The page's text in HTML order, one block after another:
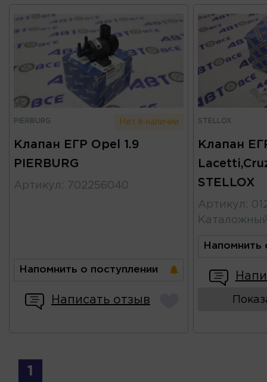
PIERBURG Нет в наличии
Клапан ЕГР Opel 1.9
PIERBURG
Артикул : 702256040
Напомнить о поступлении
Написать отзыв
STELLOX
Клапан
STELLOX
Артикул :
Напомнить
1